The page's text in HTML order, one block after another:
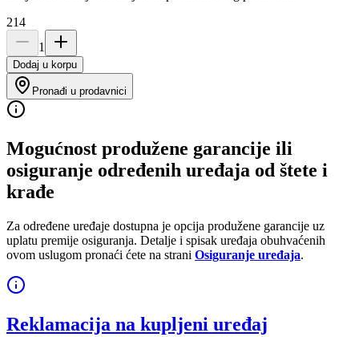
214
1
Dodaj u korpu
Pronađi u prodavnici
Mogućnost produžene garancije ili
osiguranje određenih uređaja od štete i
krađe
Za određene uređaje dostupna je opcija produžene garancije uz
uplatu premije osiguranja. Detalje i spisak uređaja obuhvaćenih
ovom uslugom pronaći ćete na strani Osiguranje uređaja.
Reklamacija na kupljeni uređaj